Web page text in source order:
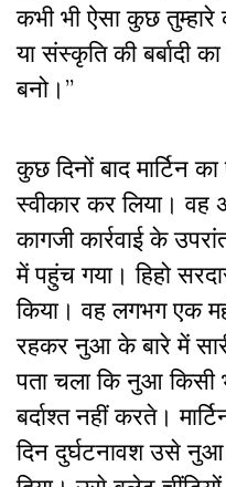
कभी भी ऐसा कुछ
या संस्कृति की बर्बादी
बनो।”
कुछ दिनों बाद मार्टिन
स्वीकार कर लिया।
कागजी कार्रवाई के
में पहुंच गया। हिहो
किया। वह लगभग एक
रहकर नुआ के बारे में
पता चला कि नुआ किसी
बर्दाश्त नहीं करते।
दिन दुर्घटनावश उसे